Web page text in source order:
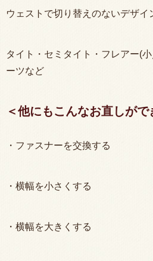
ウェストで切り替えのないデザイ
タイト・セミタイト・フレアー(
ーツなど
＜他にもこんなお直しがで
・ファスナーを交換する
・横幅を小さくする
・横幅を大きくする